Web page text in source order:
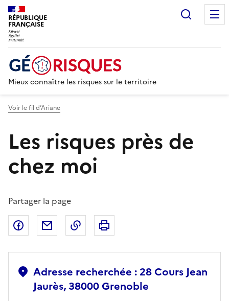
RÉPUBLIQUE
FRANÇAISE
Mieux connaître les risques sur le territoire
Voir le fil d’Ariane
Les risques près de
chez moi
Partager la page
Partager sur Facebook
Partager par emailCopier dans le presse-papier
Adresse recherchée : 28 Cours Jean
Jaurès, 38000 Grenoble